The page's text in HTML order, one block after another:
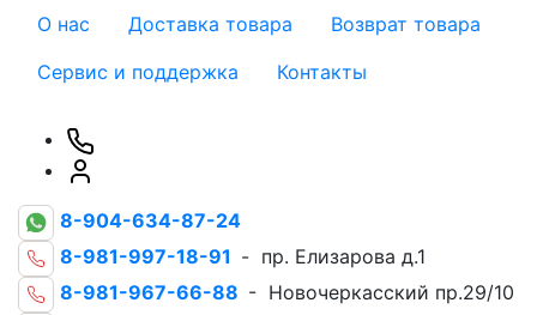
О нас Доставка товара
Возврат товара
Сервис и поддержка
Контакты
8-904-634-87-24
8-981-997-18-91 - пр. Елизарова д.1
8-981-967-66-88 - Новочеркасский пр.29/10